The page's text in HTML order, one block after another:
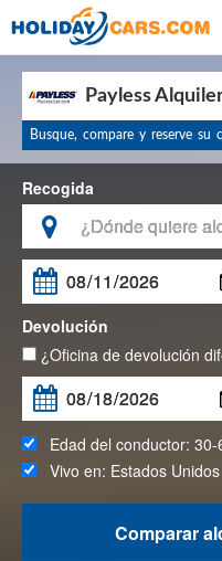
Payless
Busque, compare y reserve su
Recogida

Devolución
¿Oficina de devolución
Edad del conductor: 30-
Vivo en: Estados Unidos
Comparar